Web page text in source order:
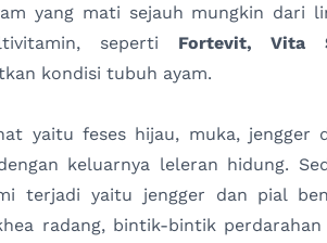
yang mati sejauh mungkin dari
seperti Fortevit, Vita
kondisi tubuh ayam.
yaitu feses hijau, muka, jengger
keluarnya leleran hidung.
terjadi yaitu jengger dan pial
radang, bintik-bintik